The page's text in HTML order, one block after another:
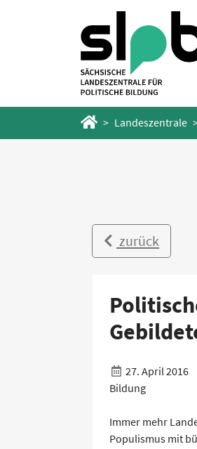
Startseite
Landeszentrale
zurück
27. April 2016
Bildung
Immer mehr
Populismus mit